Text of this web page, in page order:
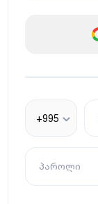
+995
პაროლი